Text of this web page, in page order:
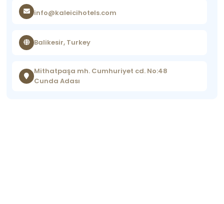
info@kaleicihotels.com
Balikesir, Turkey
Mithatpaşa mh. Cumhuriyet cd. No:48
Cunda Adası